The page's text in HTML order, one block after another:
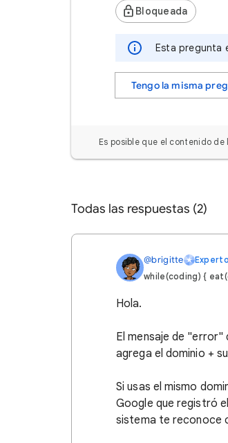
Bloqueada
Esta pregunta
Tengo la misma
Es posible que el contenido
Todas las respuestas (2)
@brigitte
while(coding) {
Hola.
El mensaje de "error"
agrega el dominio +
Si usas el mismo
Google que registró
sistema te reconoce